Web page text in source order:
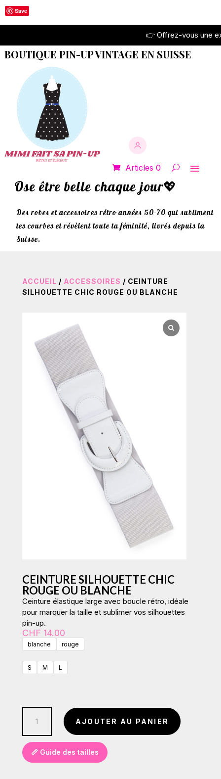
👉 Offrez-vous une
BOUTIQUE PIN-UP VINTAGE EN SUISSE
Articles 0
Ose être belle chaque jour💖
Des robes et accessoires rétro années 50–70 qui subliment
tes courbes et révèlent toute ta féminité, livrés depuis la
Suisse.
Save
ACCUEIL / ACCESSOIRES / CEINTURE
SILHOUETTE CHIC ROUGE OU BLANCHE
CEINTURE SILHOUETTE CHIC
ROUGE OU BLANCHE
Ceinture élastique large avec boucle rétro, idéale
pour marquer la taille et sublimer vos silhouettes
pin-up.
CHF 14.00
blanche rouge
S M L
Ceinture
Silhouette
Chic
AJOUTER AU PANIER
📏 Guide des tailles